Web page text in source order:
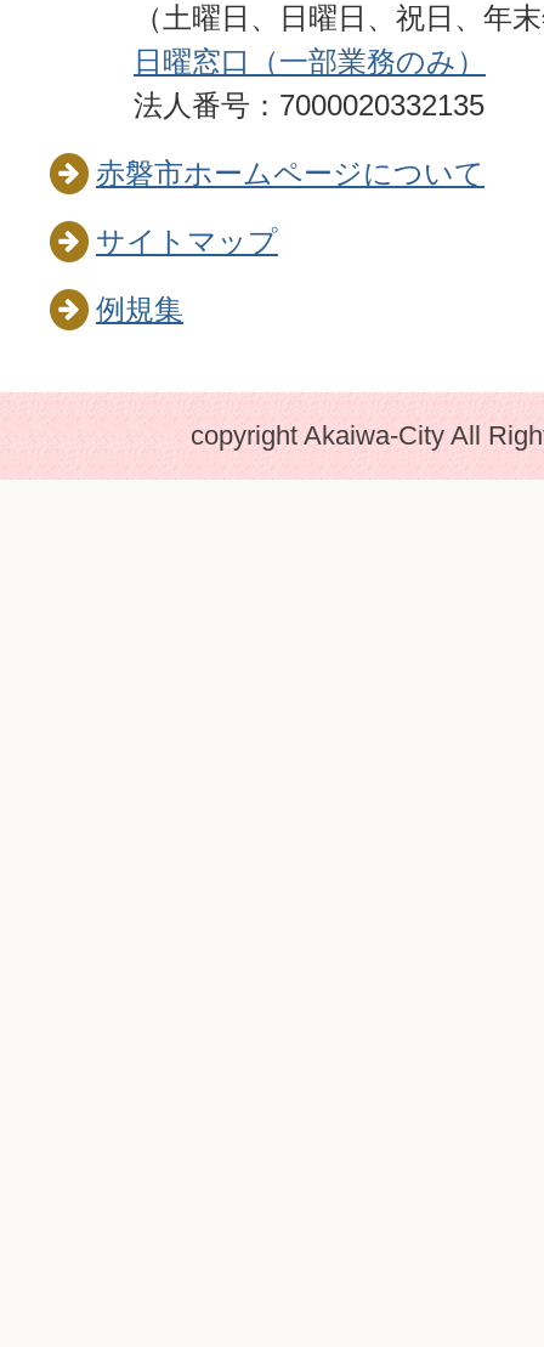
（土曜日、日曜日、祝日、年
日曜窓口（一部業務のみ）
法人番号：7000020332135
赤磐市ホームページについて
サイトマップ
例規集
copyright Akaiwa-City All